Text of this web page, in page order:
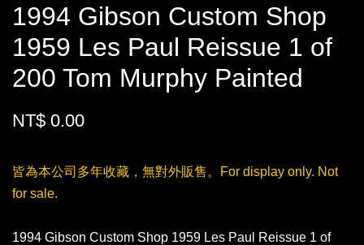
1994 Gibson Custom Shop
1959 Les Paul Reissue 1 of
200 Tom Murphy Painted
NT$ 0.00
皆為本公司多年收藏，無對外販售。For display only. Not
for sale.
1994 Gibson Custom Shop 1959 Les Paul Reissue 1 of